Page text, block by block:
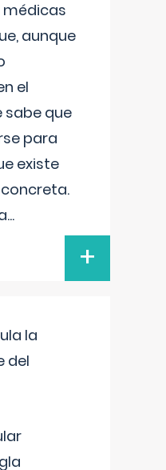
médicas
aunque
el
sabe que
para
existe
...
+
la
del